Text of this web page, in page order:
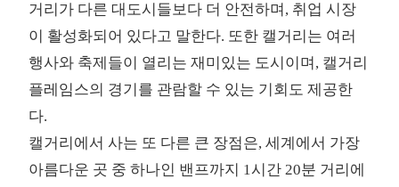
거리가 다른 대도시들보다 더 안전하며, 취업 시장
이 활성화되어 있다고 말한다. 또한 캘거리는 여러
행사와 축제들이 열리는 재미있는 도시이며, 캘거리
플레임스의 경기를 관람할 수 있는 기회도 제공한
다.
캘거리에서 사는 또 다른 큰 장점은, 세계에서 가장
아름다운 곳 중 하나인 밴프까지 1시간 20분 거리에